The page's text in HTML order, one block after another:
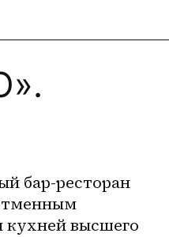
бар-ресторан
кухней высшего